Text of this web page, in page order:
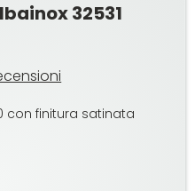
32531
con finitura satinata